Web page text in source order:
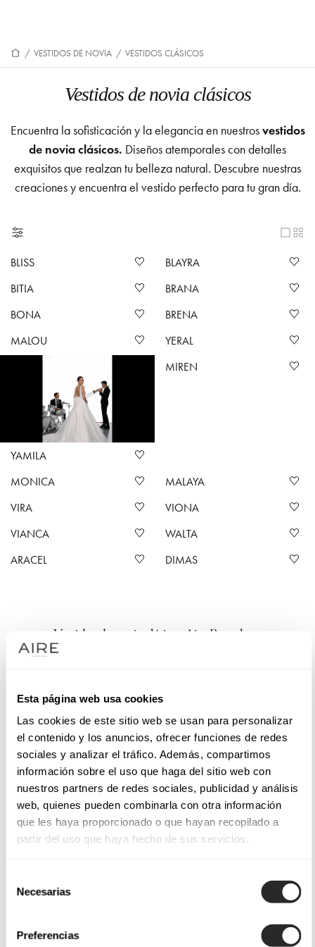
Esta página web usa cookies
Las cookies de este sitio web se usan para personalizar
el contenido y los anuncios, ofrecer funciones de redes
sociales y analizar el tráfico. Además, compartimos
información sobre el uso que haga del sitio web con
nuestros partners de redes sociales, publicidad y análisis
web, quienes pueden combinarla con otra información
que les haya proporcionado o que hayan recopilado a
partir del uso que haya hecho de sus servicios.
Necesarias
Preferencias
/ VESTIDOS DE NOVIA / VESTIDOS CLÁSICOS
Vestidos de novia clásicos
Encuentra la sofisticación y la elegancia en nuestrosvestidos
de novia clásicos. Diseños atemporales con detalles
exquisitos que realzan tu belleza natural. Descubre nuestras
creaciones y encuentra el vestido perfecto para tu gran día.
BLISS
BLAYRA
BITIA
BRANA
BONA
BRENA
MALOU
YERAL
YAMILA
MIREN
MONICA
MALAYA
VIRA
VIONA
VIANCA
WALTA
ARACEL
DIMAS
Vestidos de novia clásicos Aire Barcelona
los convierten en una elección perfecta para las novias que
buscan un diseño refinado y atemporal. En Aire Barcelona,
reinterpretamos el estilo clásico con tejidos de alta calidad,
cortes impecables y detalles que marcan la diferencia. Desde
faldas rectas hasta siluetas líneas A, cada creación está
pensada para realzar la belleza y feminidad de la novia.
Nuestros vestidos de novia estilo clásico
Los detalles son clave en un vestido clásico de novia. Encajes
delicados, mangas largas con transparencias sutiles y escotes
cortes princesa, sirena o en A favorecerán tu silueta,